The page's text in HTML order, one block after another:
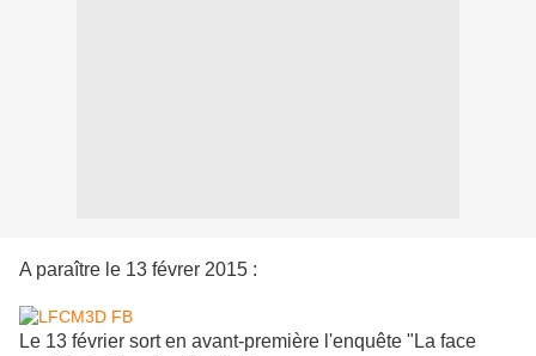
A paraître le 13 févrer 2015 :
Le 13 février sort en avant-première l'enquête "La face